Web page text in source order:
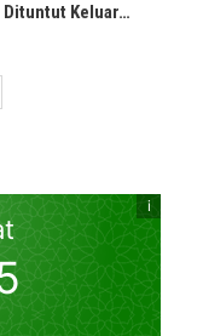
Dituntut Keluar…